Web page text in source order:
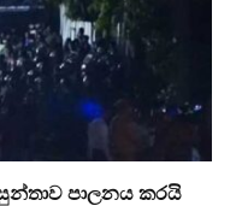
පාලනය කරයි